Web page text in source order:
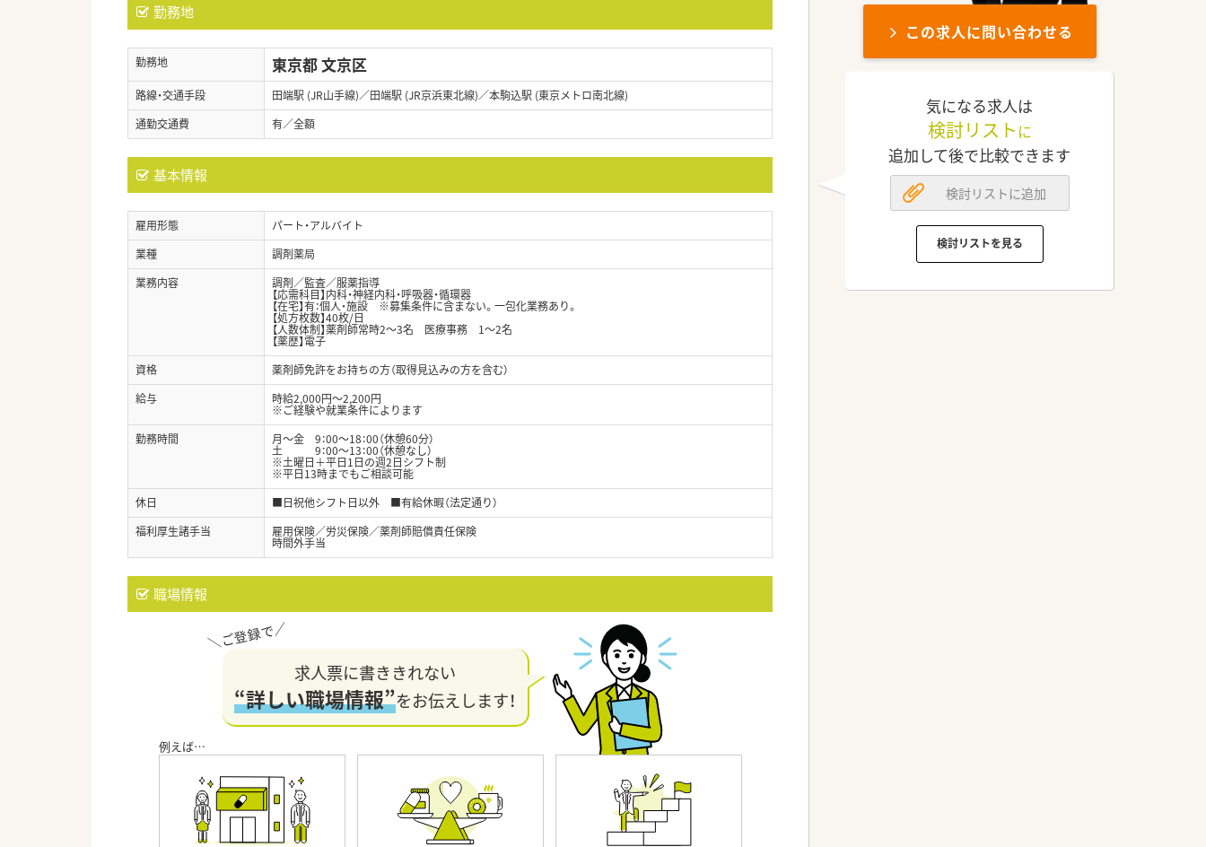
勤務地
勤務地 東京都 文京区
路線・交通手段
田端駅 (JR山手線)／田端駅 (JR京浜東北線)／本駒込駅 (東京メトロ南北線)
通勤交通費
有／全額
基本情報
雇用形態
パート・アルバイト
業種
調剤薬局
業務内容
調剤／監査／服薬指導
【応需科目】内科・神経内科・呼吸器・循環器
【在宅】有：個人・施設 ※募集条件に含まない。一包化業務あり。
【処方枚数】40枚/日
【人数体制】薬剤師常時2～3名 医療事務 1～2名
【薬歴】電子
資格
薬剤師免許をお持ちの方（取得見込みの方を含む）
給与
時給2,000円～2,200円
※ご経験や就業条件によります
勤務時間
月～金 9：00～18：00（休憩60分）
土 9：00～13：00（休憩なし）
※土曜日＋平日1日の週2日シフト制
※平日13時までもご相談可能
休日
■日祝他シフト日以外 ■有給休暇（法定通り）
福利厚生諸手当
雇用保険／労災保険／薬剤師賠償責任保険
時間外手当
職場情報
求人票に書ききれない
“詳しい職場情報”をお伝えします！
この求人に問い合わせる
気になる求人は
検討リスト に
追加して後で比較できます
検討リストに追加
検討リストを見る